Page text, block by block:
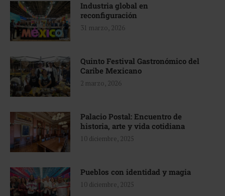
Industria global en
reconfiguración
31 marzo, 2026
Quinto Festival Gastronómico del
Caribe Mexicano
2 marzo, 2026
Palacio Postal: Encuentro de
historia, arte y vida cotidiana
10 diciembre, 2025
Pueblos con identidad y magia
10 diciembre, 2025